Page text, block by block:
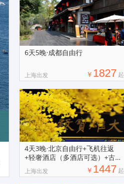
6天5晚·成都自由行
上海出发 ￥ 1827 起
4天3晚·北京自由行+飞机往返
+轻奢酒店（多酒店可选）+古都
慢韵
上海出发 ￥ 1447 起